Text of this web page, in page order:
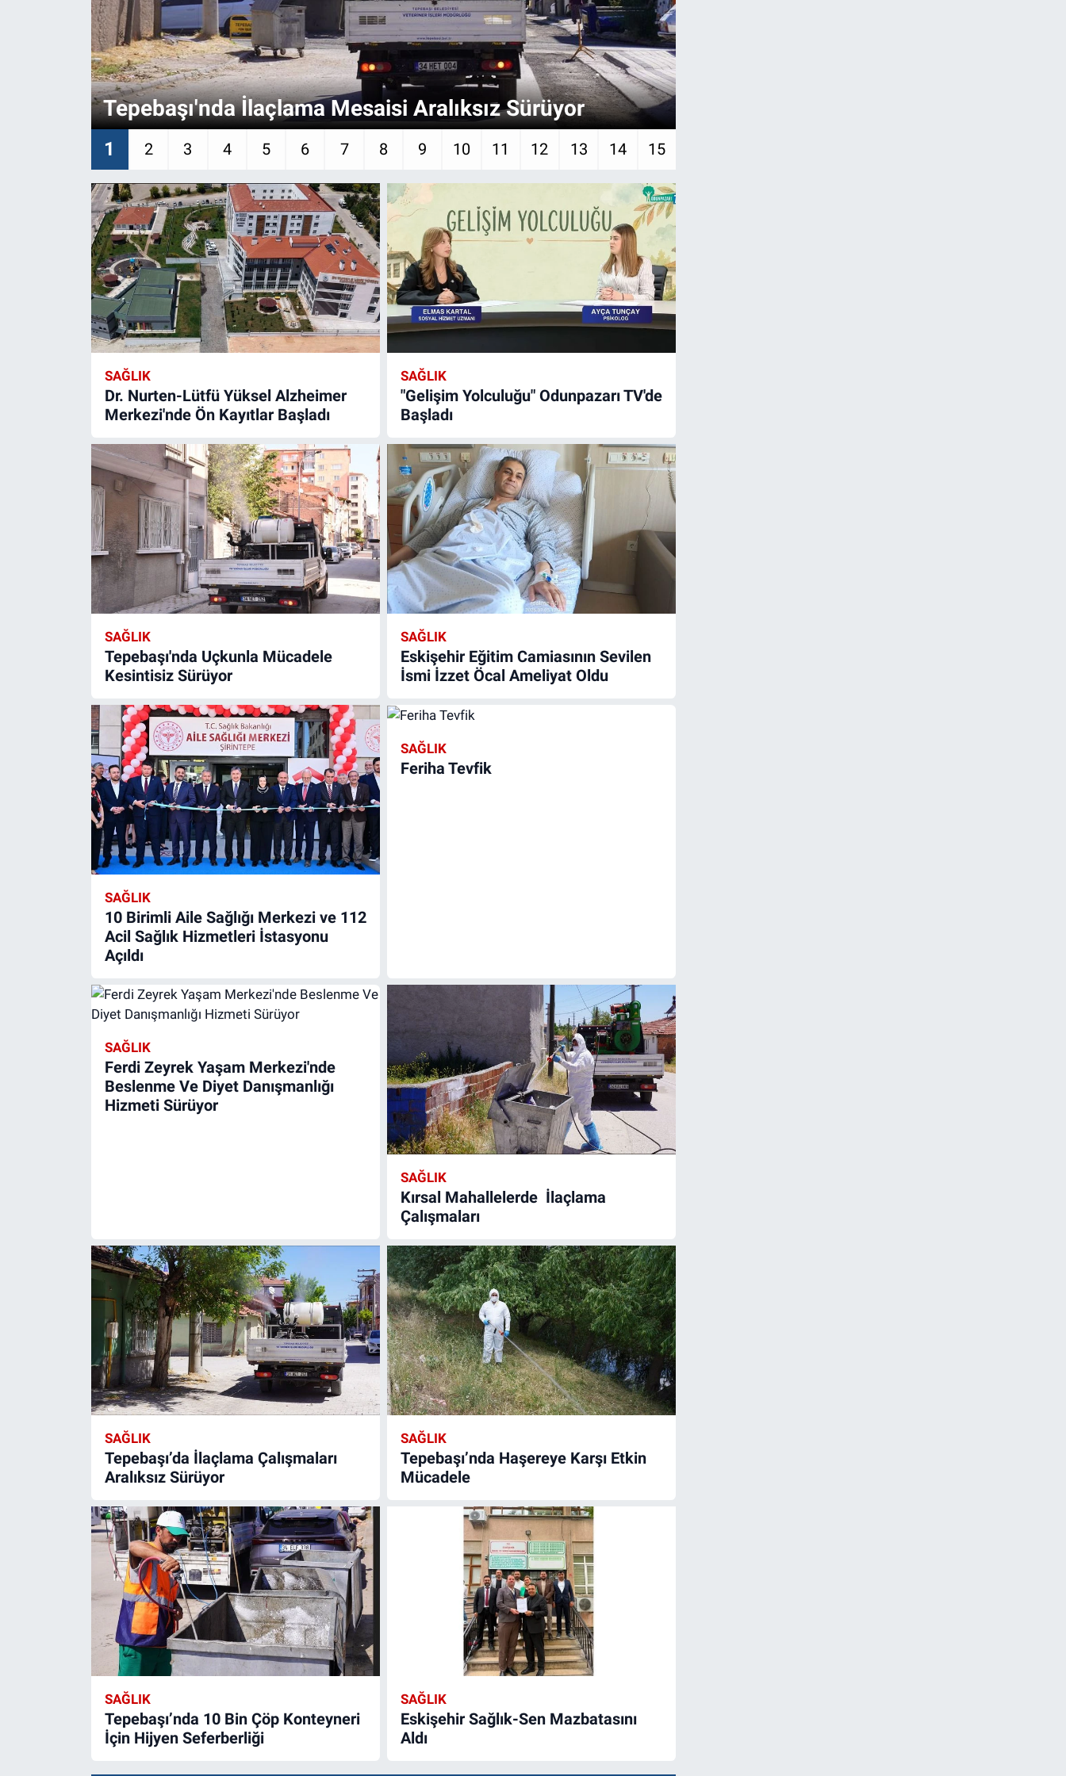
Tepebaşı'nda İlaçlama Mesaisi Aralıksız Sürüyor
1 2 3 4 5 6 7 8 9 10 11 12 13 14 15
SAĞLIK
Dr. Nurten-Lütfü Yüksel Alzheimer
Merkezi'nde Ön Kayıtlar Başladı
SAĞLIK
"Gelişim Yolculuğu" Odunpazarı TV'de
Başladı
SAĞLIK
Tepebaşı'nda Uçkunla Mücadele
Kesintisiz Sürüyor
SAĞLIK
Eskişehir Eğitim Camiasının Sevilen
İsmi İzzet Öcal Ameliyat Oldu
SAĞLIK
10 Birimli Aile Sağlığı Merkezi ve 112
Acil Sağlık Hizmetleri İstasyonu
Açıldı
SAĞLIK
Feriha Tevfik
SAĞLIK
Ferdi Zeyrek Yaşam Merkezi'nde
Beslenme Ve Diyet Danışmanlığı
Hizmeti Sürüyor
SAĞLIK
Kırsal Mahallelerde İlaçlama
Çalışmaları
SAĞLIK
Tepebaşı’da İlaçlama Çalışmaları
Aralıksız Sürüyor
SAĞLIK
Tepebaşı’nda Haşereye Karşı Etkin
Mücadele
SAĞLIK
Tepebaşı’nda 10 Bin Çöp Konteyneri
İçin Hijyen Seferberliği
SAĞLIK
Eskişehir Sağlık-Sen Mazbatasını
Aldı